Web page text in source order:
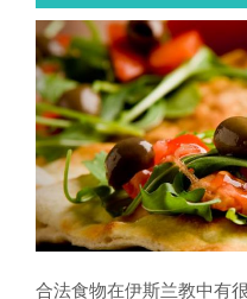
合法食物在伊斯兰教中有